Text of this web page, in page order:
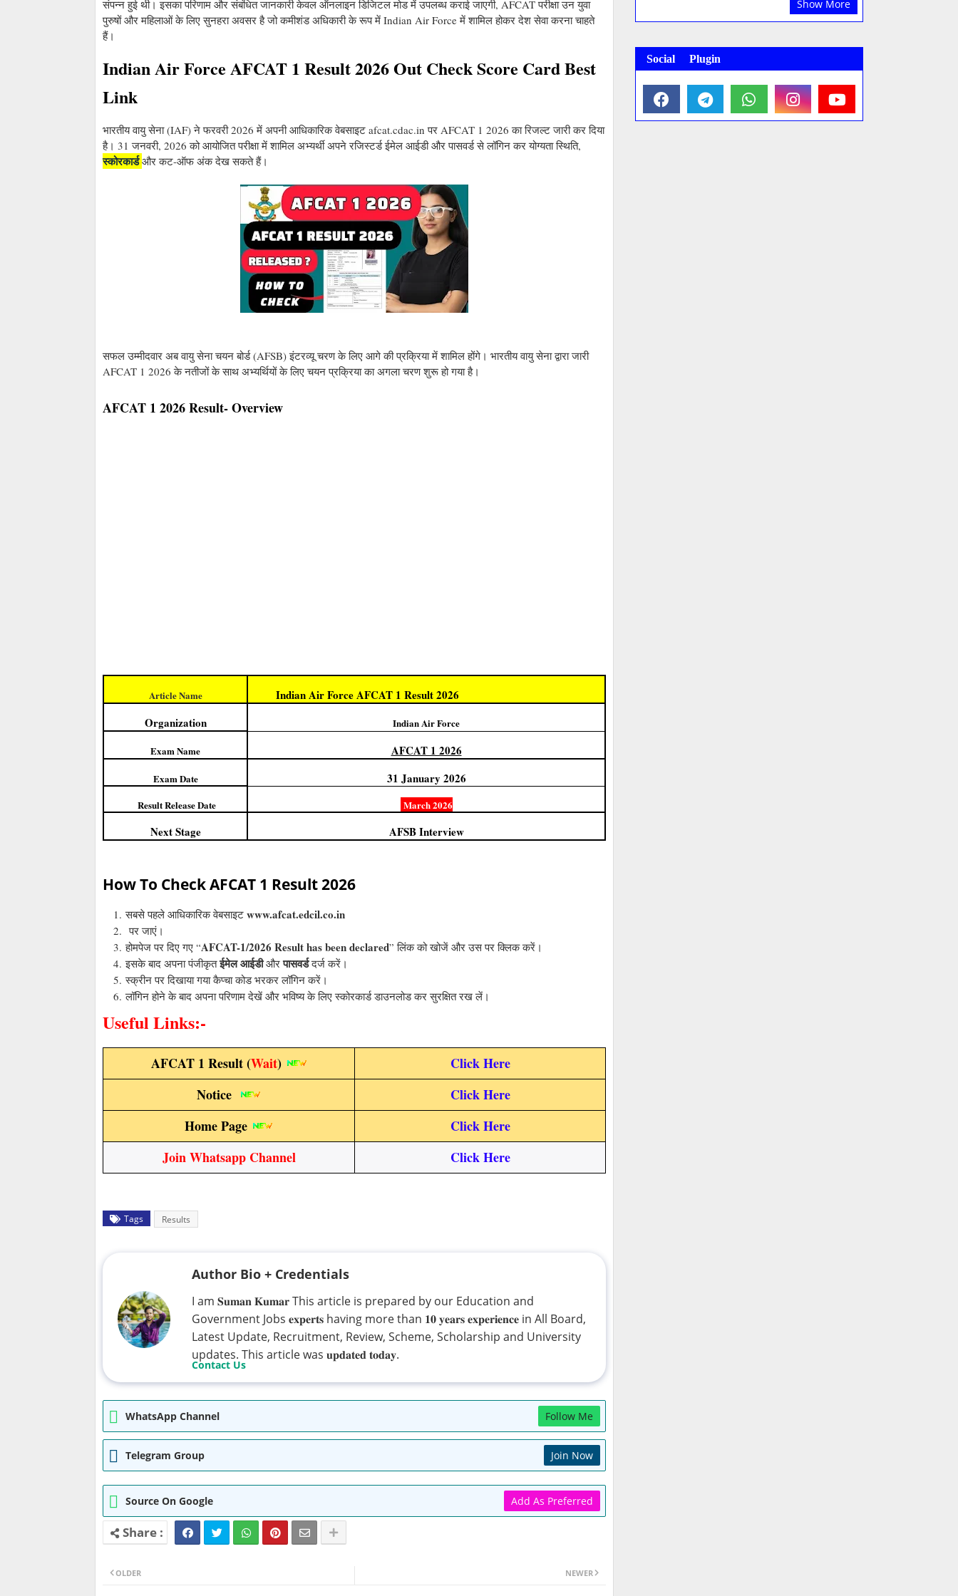
संपन्न हुई थी। इसका परिणाम और संबंधित जानकारी केवल ऑनलाइन डिजिटल मोड में उपलब्ध कराई जाएगी, AFCAT परीक्षा उन युवा
पुरुषों और महिलाओं के लिए सुनहरा अवसर है जो कमीशंड अधिकारी के रूप में Indian Air Force में शामिल होकर देश सेवा करना चाहते
हैं।
Indian Air Force AFCAT 1 Result 2026 Out Check Score Card Best
Link
भारतीय वायु सेना (IAF) ने फरवरी 2026 में अपनी आधिकारिक वेबसाइट afcat.cdac.in पर AFCAT 1 2026 का रिजल्ट जारी कर दिया
है। 31 जनवरी, 2026 को आयोजित परीक्षा में शामिल अभ्यर्थी अपने रजिस्टर्ड ईमेल आईडी और पासवर्ड से लॉगिन कर योग्यता स्थिति,
स्कोरकार्डऔर कट-ऑफ अंक देख सकते हैं।
सफल उम्मीदवार अब वायु सेना चयन बोर्ड (AFSB) इंटरव्यू चरण के लिए आगे की प्रक्रिया में शामिल होंगे। भारतीय वायु सेना द्वारा जारी
AFCAT 1 2026 के नतीजों के साथ अभ्यर्थियों के लिए चयन प्रक्रिया का अगला चरण शुरू हो गया है।
AFCAT 1 2026 Result- Overview
Article Name
Indian Air Force AFCAT 1 Result 2026
Organization
Indian Air Force
Exam Name AFCAT 1 2026
Exam Date 31 January 2026
Result Release Date March 2026
Next Stage AFSB Interview
How To Check AFCAT 1 Result 2026
सबसे पहले आधिकारिक वेबसाइट www.afcat.edcil.co.in
पर जाएं।
होमपेज पर दिए गए “AFCAT-1/2026 Result has been declared” लिंक को खोजें और उस पर क्लिक करें।
इसके बाद अपना पंजीकृतईमेल आईडीऔरपासवर्डदर्ज करें।
स्क्रीन पर दिखाया गया कैप्चा कोड भरकर लॉगिन करें।
लॉगिन होने के बाद अपना परिणाम देखें और भविष्य के लिए स्कोरकार्ड डाउनलोड कर सुरक्षित रख लें।
Useful Links:-
AFCAT 1 Result (Wait)
Click Here
Notice
Click Here
Home Page
Click Here
Join Whatsapp Channel
Click Here
Tags Results
Author Bio + Credentials
I am 𝐒𝐮𝐦𝐚𝐧 𝐊𝐮𝐦𝐚𝐫 This article is prepared by our Education and
Government Jobs 𝐞𝐱𝐩𝐞𝐫𝐭𝐬 having more than 𝟏𝟎 𝐲𝐞𝐚𝐫𝐬 𝐞𝐱𝐩𝐞𝐫𝐢𝐞𝐧𝐜𝐞 in All Board,
Latest Update, Recruitment, Review, Scheme, Scholarship and University
updates. This article was 𝐮𝐩𝐝𝐚𝐭𝐞𝐝 𝐭𝐨𝐝𝐚𝐲.
Contact Us
WhatsApp Channel Follow Me
Telegram Group Join Now
Source On Google Add As Preferred
NEWER
OLDER
Show More
Social Plugin